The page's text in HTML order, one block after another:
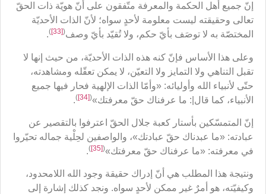
إنّ جميع أهل الحكمة والمعرفة متّفقون على أنّ هويّة ذات الحقّ
تعالى وحقيقته ليست معلومة لأحدٍ سواه؛ لأنّ الذات الأحديّة
المختصّة به لا توصَف بأيّ حكم، ولا تُقيّد بأيّ وصف(
[33]
)
.
وعلى هذا الأساس فإنّ كنه هذه الذات الأحديّة، من حيث إنها لا
تقبل التناهي ولا التمايز ولا التعيّن، لا يمكن تعقّله ومشاهدته،
حتّى لأنبياء الله وأوليائه: «وأمّا الذات الإلهية فحار فيها جميع
الأنبياء، كما قال|: ما عرفناك حقّ معرفتك»(
[34]
)
.
إنّ المتمسّكين بأستار كعبة جلال الحقّ اعترفوا بالتقصير عن
عبادته: «ما عبدناك حقّ عبادتك»، والواصفين لحِلْية جماله تحيّروا
في معرفته: «ما عرفناك حقّ معرفتك»(
[35]
)
.
ونتيجة هذا المطلب هي أنّ إدراك حقيقة وجود الله اللامحدود،
وكيفيّته، هو أمرٌ غير ممكن لأحدٍ سواه. ونجد كذلك إشارة إلى